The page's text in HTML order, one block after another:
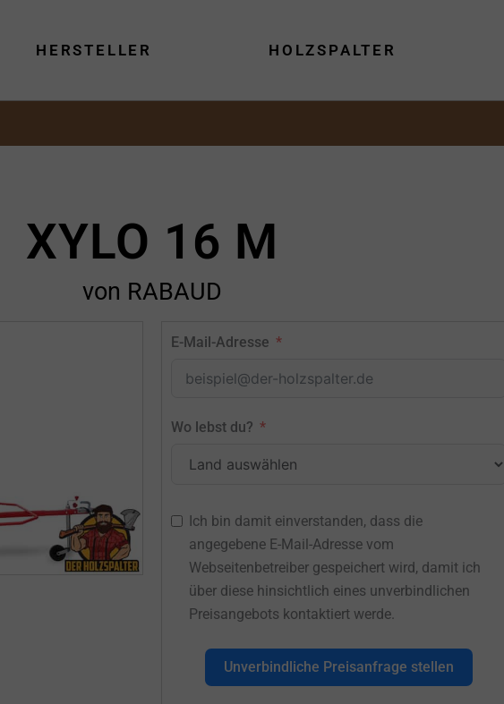
HERSTELLER HOLZSPALTER
XYLO 16 M
von RABAUD
E-Mail-Adresse
Wo lebst du?
Ich bin damit einverstanden, dass die
angegebene E-Mail-Adresse vom
Webseitenbetreiber gespeichert wird, damit ich
über diese hinsichtlich eines unverbindlichen
Preisangebots kontaktiert werde.
Unverbindliche Preisanfrage stellen